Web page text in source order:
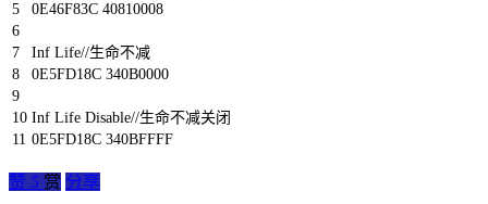
5
6
7
8
9
10
11
0E46F83C 40810008
Inf Life//生命不减
0E5FD18C 340B0000
Inf Life Disable//生命不减关闭
0E5FD18C 340BFFFF
赞 5 赏 分享